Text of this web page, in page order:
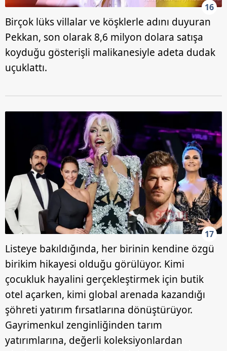
16
Birçok lüks villalar ve köşklerle adını duyuran
Pekkan, son olarak 8,6 milyon dolara satışa
koyduğu gösterişli malikanesiyle adeta dudak
uçuklattı.
17
Listeye bakıldığında, her birinin kendine özgü
birikim hikayesi olduğu görülüyor. Kimi
çocukluk hayalini gerçekleştirmek için butik
otel açarken, kimi global arenada kazandığı
şöhreti yatırım fırsatlarına dönüştürüyor.
Gayrimenkul zenginliğinden tarım
yatırımlarına, değerli koleksiyonlardan